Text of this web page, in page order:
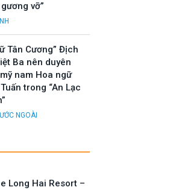
vỡ”
Tân Cương” Địch
Ba nên duyên
nam Hoa ngữ
trong “An Lạc
NGOÀI
Long Hai Resort –